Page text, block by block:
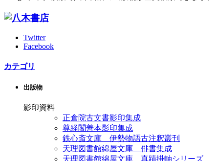
Twitter
Facebook
カテゴリ
出版物
影印資料
正倉院古文書影印集成
尊経閣善本影印集成
鉄心斎文庫 伊勢物語古注釈叢刊
天理図書館綿屋文庫 俳書集成
天理図書館綿屋文庫 真蹟掛軸シリーズ